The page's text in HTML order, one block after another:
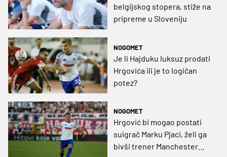
belgijskog stopera, stiže na
pripreme u Sloveniju
NOGOMET
Je li Hajduku luksuz prodati
Hrgovića ili je to logičan
potez?
NOGOMET
Hrgović bi mogao postati
suigrač Marku Pjaci, želi ga
bivši trener Manchester